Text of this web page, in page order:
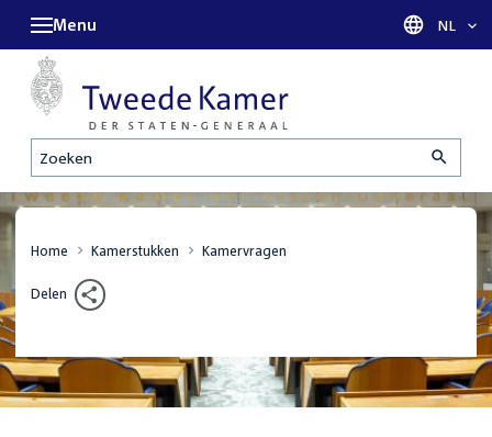
Zoeken
Menu Taal
NL
Home Kamerstukken Kamervragen
Delen